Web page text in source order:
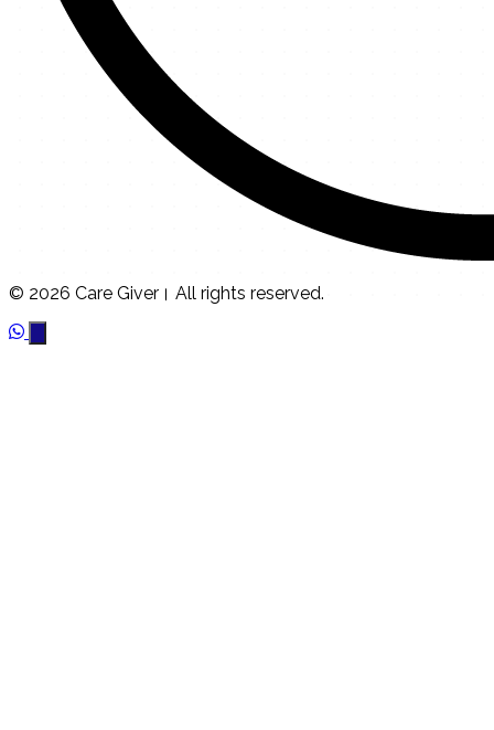
© 2026 Care Giver। All rights reserved.